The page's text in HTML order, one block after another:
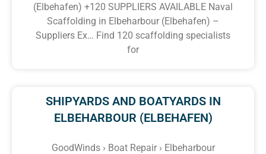
(Elbehafen) +120 SUPPLIERS AVAILABLE Naval
Scaffolding in Elbeharbour (Elbehafen) –
Suppliers Ex… Find 120 scaffolding specialists
for
SHIPYARDS AND BOATYARDS IN
ELBEHARBOUR (ELBEHAFEN)
GoodWinds › Boat Repair › Elbeharbour